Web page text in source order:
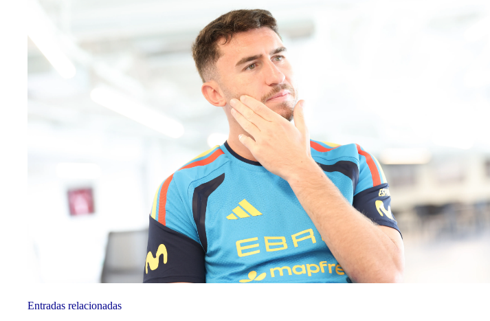
Entradas relacionadas